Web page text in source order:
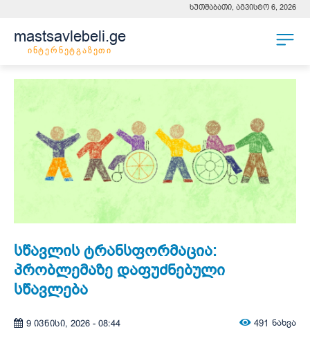
ხუთშაბათი, აგვისტო 6, 2026
mastsavlebeli.ge
ინტერნეტგაზეთი
სწავლის ტრანსფორმაცია:
პრობლემაზე დაფუძნებული
სწავლება
9 ივნისი, 2026 - 08:44 491 ნახვა